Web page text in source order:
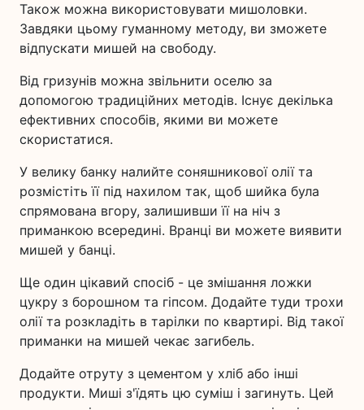
Також можна використовувати мишоловки.
Завдяки цьому гуманному методу, ви зможете
відпускати мишей на свободу.
Від гризунів можна звільнити оселю за
допомогою традиційних методів. Існує декілька
ефективних способів, якими ви можете
скористатися.
У велику банку налийте соняшникової олії та
розмістіть її під нахилом так, щоб шийка була
спрямована вгору, залишивши її на ніч з
приманкою всередині. Вранці ви можете виявити
мишей у банці.
Ще один цікавий спосіб - це змішання ложки
цукру з борошном та гіпсом. Додайте туди трохи
олії та розкладіть в тарілки по квартирі. Від такої
приманки на мишей чекає загибель.
Додайте отруту з цементом у хліб або інші
продукти. Миші з'їдять цю суміш і загинуть. Цей